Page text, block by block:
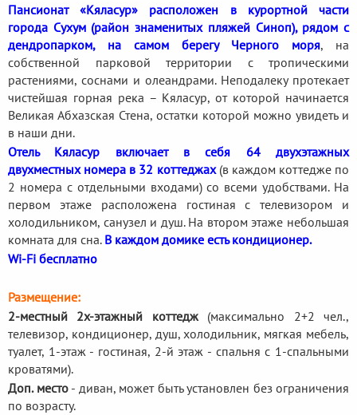
Пансионат «Кяласур» расположен в курортной части
города Сухум (район знаменитых пляжей Синоп), рядом с
дендропарком, на самом берегу Черного моря, на
собственной парковой территории с тропическими
растениями, соснами и олеандрами. Неподалеку протекает
чистейшая горная река – Кяласур, от которой начинается
Великая Абхазская Стена, остатки которой можно увидеть и
в наши дни.
Отель Кяласур включает в себя 64 двухэтажных
двухместных номера в 32 коттеджах(в каждом коттедже по
2 номера с отдельными входами) со всеми удобствами. На
первом этаже расположена гостиная с телевизором и
холодильником, санузел и душ. На втором этаже небольшая
комната для сна. В каждом домике есть кондиционер.
Wi-Fi бесплатно
Размещение:
2-местный 2х-этажный коттедж(максимально 2+2 чел.,
телевизор, кондиционер, душ, холодильник, мягкая мебель,
туалет, 1-этаж - гостиная, 2-й этаж - спальня с 1-спальными
кроватями).
Доп. место- диван, может быть установлен без ограничения
по возрасту.